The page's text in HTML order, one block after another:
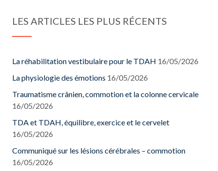
LES ARTICLES LES PLUS RÉCENTS
La réhabilitation vestibulaire pour le TDAH 16/05/2026
La physiologie des émotions 16/05/2026
Traumatisme crânien, commotion et la colonne cervicale
16/05/2026
TDA et TDAH, équilibre, exercice et le cervelet
16/05/2026
Communiqué sur les lésions cérébrales – commotion
16/05/2026